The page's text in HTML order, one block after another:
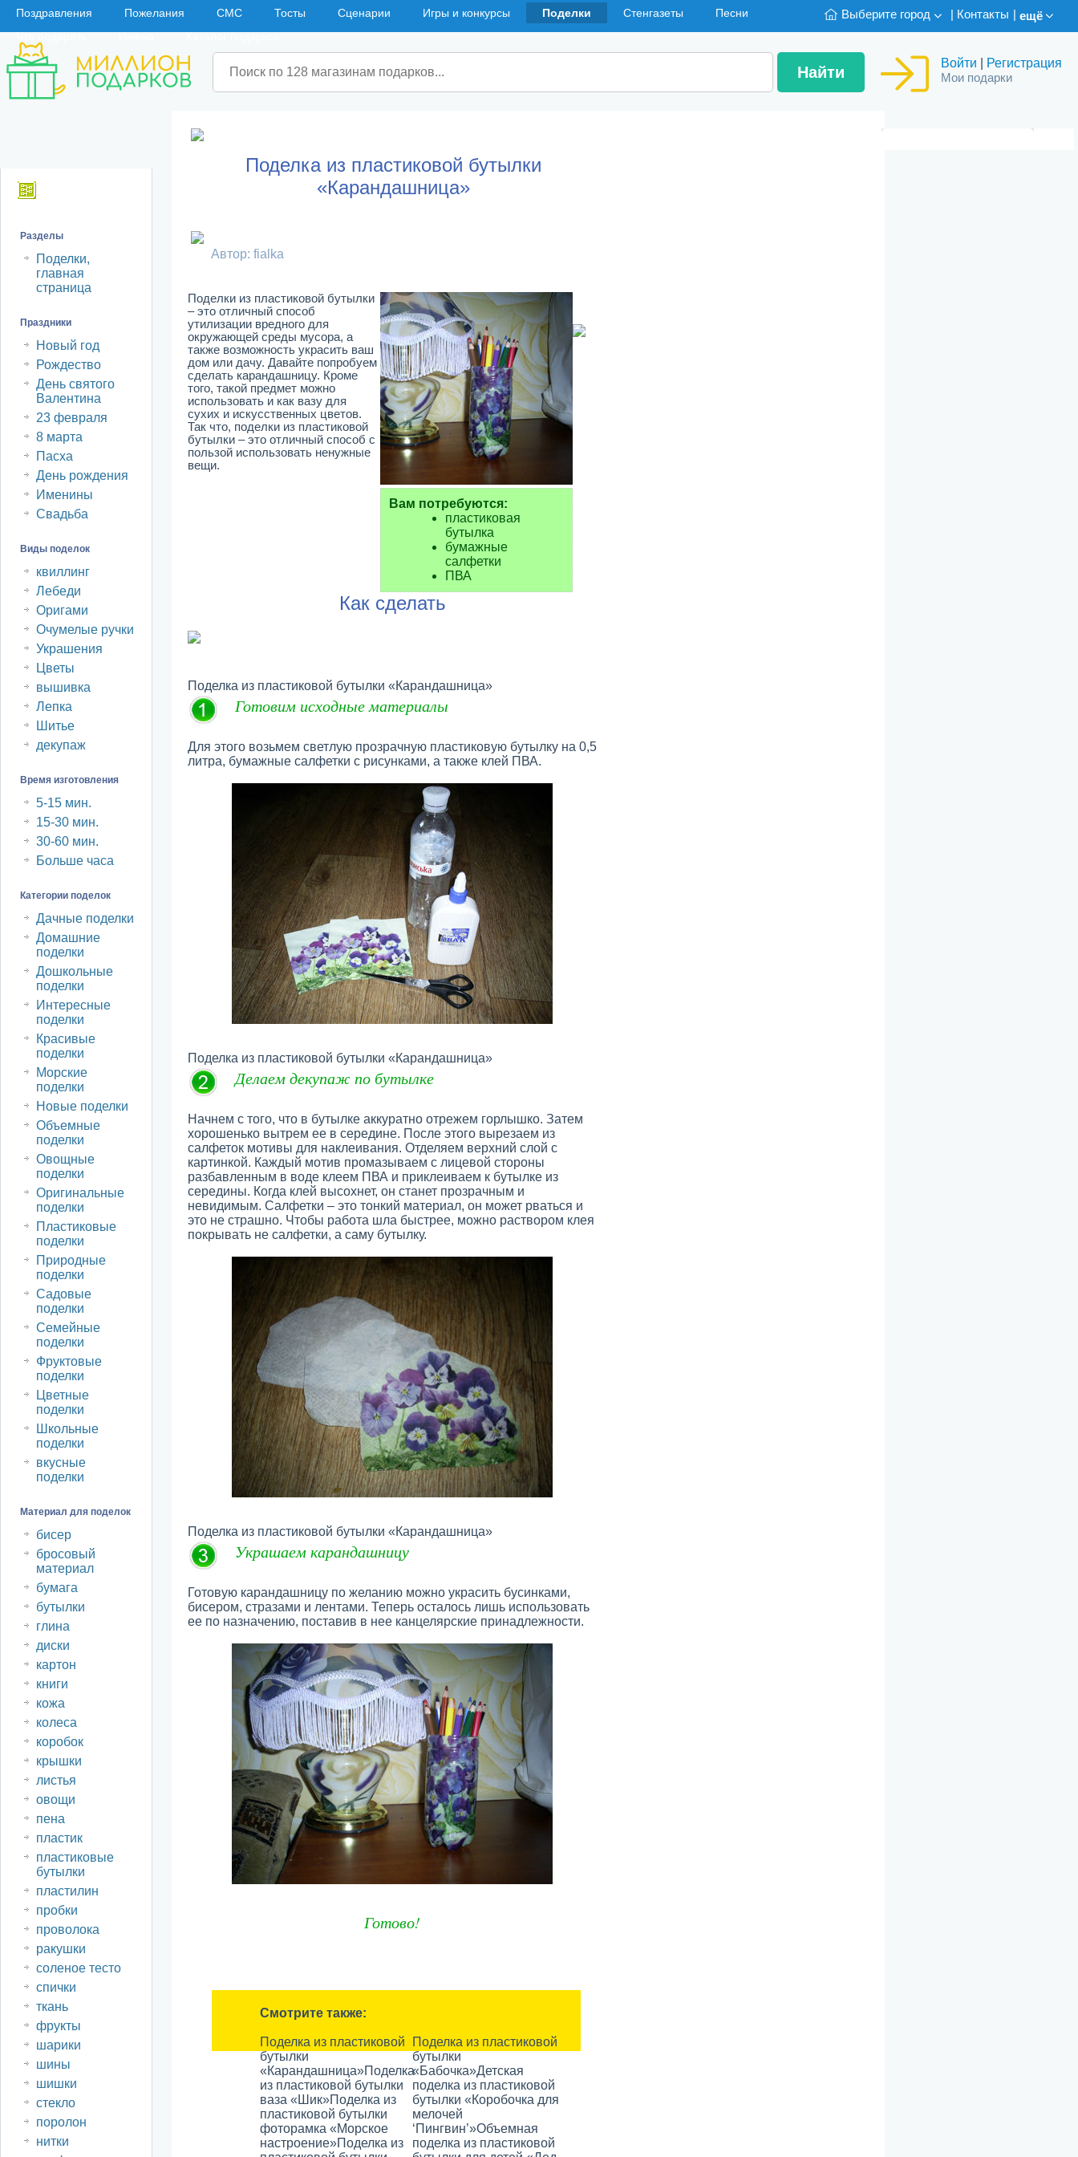
Поздравления Пожелания СМС Тосты Сценарии Игры и конкурсы Поделки Стенгазеты
Песни
Что подарить
Имена Каталог подарков
Выберите город Контакты ещё
Войти Регистрация
Мои подарки
Разделы
Поделки,
главная
страница
Праздники
Новый год
Рождество
День святого
Валентина
23 февраля
8 марта
Пасха
День рождения
Именины
Свадьба
Виды поделок
квиллинг
Лебеди
Оригами
Очумелые ручки
Украшения
Цветы
вышивка
Лепка
Шитье
декупаж
Время изготовления
5-15 мин.
15-30 мин.
30-60 мин.
Больше часа
Категории поделок
Дачные поделки
Домашние
поделки
Дошкольные
поделки
Интересные
поделки
Красивые
поделки
Морские
поделки
Новые поделки
Объемные
поделки
Овощные
поделки
Оригинальные
поделки
Пластиковые
поделки
Природные
поделки
Садовые
поделки
Семейные
поделки
Фруктовые
поделки
Цветные
поделки
Школьные
поделки
вкусные
поделки
Материал для поделок
бисер
бросовый
материал
бумага
бутылки
глина
диски
картон
книги
кожа
колеса
коробок
крышки
листья
овощи
пена
пластик
пластиковые
бутылки
пластилин
пробки
проволока
ракушки
соленое тесто
спички
ткань
фрукты
шарики
шины
шишки
стекло
поролон
нитки
Поделка из пластиковой бутылки
«Карандашница»
Автор: fialka
Поделки из пластиковой бутылки
– это отличный способ
утилизации вредного для
окружающей среды мусора, а
также возможность украсить ваш
дом или дачу. Давайте попробуем
сделать карандашницу. Кроме
того, такой предмет можно
использовать и как вазу для
сухих и искусственных цветов.
Так что, поделки из пластиковой
бутылки – это отличный способ с
пользой использовать ненужные
вещи.
Вам потребуются:
пластиковая
бутылка
бумажные
салфетки
ПВА
Как сделать
Поделка из пластиковой бутылки «Карандашница»
Готовим исходные материалы
Для этого возьмем светлую прозрачную пластиковую бутылку на 0,5
литра, бумажные салфетки с рисунками, а также клей ПВА.
Поделка из пластиковой бутылки «Карандашница»
Делаем декупаж по бутылке
Начнем с того, что в бутылке аккуратно отрежем горлышко. Затем
хорошенько вытрем ее в середине. После этого вырезаем из
салфеток мотивы для наклеивания. Отделяем верхний слой с
картинкой. Каждый мотив промазываем с лицевой стороны
разбавленным в воде клеем ПВА и приклеиваем к бутылке из
середины. Когда клей высохнет, он станет прозрачным и
невидимым. Салфетки – это тонкий материал, он может рваться и
это не страшно. Чтобы работа шла быстрее, можно раствором клея
покрывать не салфетки, а саму бутылку.
Поделка из пластиковой бутылки «Карандашница»
Украшаем карандашницу
Готовую карандашницу по желанию можно украсить бусинками,
бисером, стразами и лентами. Теперь осталось лишь использовать
ее по назначению, поставив в нее канцелярские принадлежности.
Готово!
Смотрите также:
Поделка из пластиковой
бутылки
«Карандашница»Поделка
из пластиковой бутылки
ваза «Шик»Поделка из
пластиковой бутылки
фоторамка «Морское
настроение»Поделка из
Поделка из пластиковой
бутылки
«Бабочка»Детская
поделка из пластиковой
бутылки «Коробочка для
мелочей
‘Пингвин’»Объемная
поделка из пластиковой